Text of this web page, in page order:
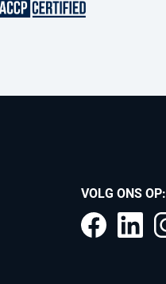
VOLG ONS OP: